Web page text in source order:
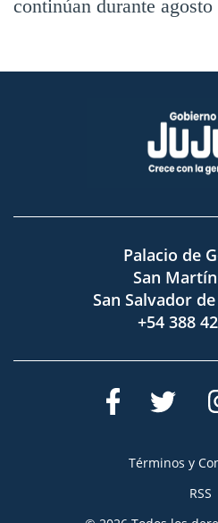
continúan durante
Palacio de
San
San Salvador
+54 388
Términos y
RSS